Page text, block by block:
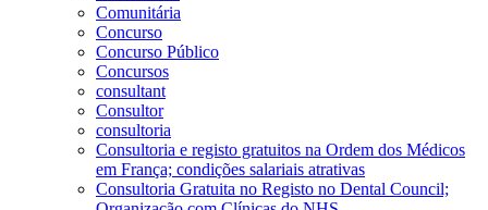
Comunitária
Concurso
Concurso Público
Concursos
consultant
Consultor
consultoria
Consultoria e registo gratuitos na Ordem dos Médicos
em França; condições salariais atrativas
Consultoria Gratuita no Registo no Dental Council;